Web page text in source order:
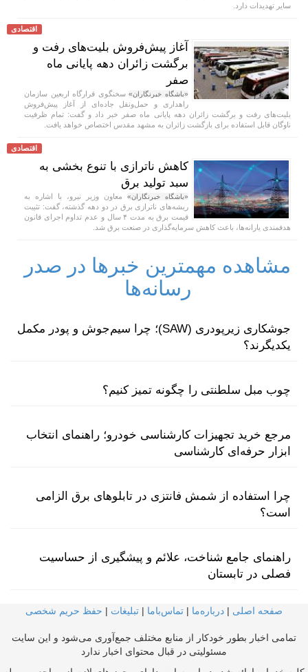
سایر تهدیدات دارد.
اقتصادی
آغاز پیش‌فروش بلیت‌های رفت و
برگشت زائران دهه پایانی ماه
صفر
«باشگاه خبرنگاران»سخنگوی قرارگاه اربعین سازمان
راهداری و حمل‌ونقل جاده‌ای از آغاز پیش‌فروش
بلیت‌های رفت و برگشت زائران دهه پایانی ماه صفر خبر داد و گفت: تمام ظرفیت
ناوگان قابل استفاده برای بازگشت زائران به مشهد مقدس اختصاص خواهد یافت.
اقتصادی
کاهش ناترازی با تنوع بخشی به
سبد تولید برق
«باشگاه خبرنگاران» معاون وزیر نیرو، با اشاره به
ریشه‌های ناترازی برق در دو دهه گذشته، گفت: تثبیت
قیمت برق به مدت ۴ سال و عدم تداوم اجرای قانون
هدفمندی یارانه‌ها، باعث کاهش سرمایه‌گذاری در صنعت برق شد.
مشاهده مهمترین خبرها در صدر
رسانه‌ها
جوشکاری زیرپودری (SAW)؛ چرا سیم‌جوش و پودر مکمل
یکدیگرند؟
چوب مبل سلطنتی را چگونه تمیز کنیم؟
مرجع خرید تجهیزات کارشناسی خودرو؛ راهنمای انتخاب
ابزار حرفه‌ای کارشناسی
چرا استفاده از شمش فانتزی در تابلوهای برق الزامی
است؟
راهنمای جامع شناخت، علائم و پیشگیری از حساسیت
فصلی در تابستان
صفحه اصلی | درباره‌ما | تماس‌با‌ما | تبلیغات | حفظ حریم شخصی
تمامی اخبار بطور خودکار از منابع مختلف جمع‌آوری می‌شود و این سایت
مسئولیتی در قبال محتوای اخبار ندارد